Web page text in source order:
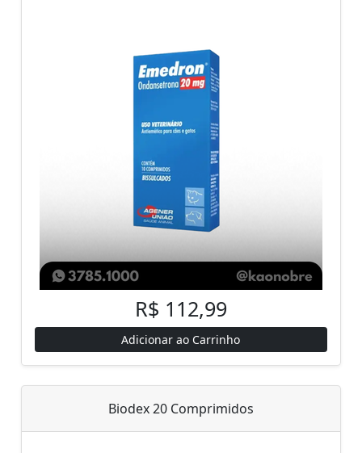
R$ 112,99
Adicionar ao Carrinho
Biodex 20 Comprimidos